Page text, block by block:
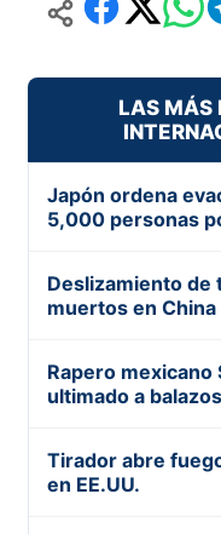
LAS MÁS
Japón ordena
5,000 personas
Deslizamiento de
muertos en China
Rapero mexicano
ultimado a
Tirador abre
en EE.UU.